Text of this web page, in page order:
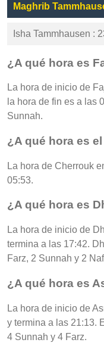
Maghrib
Isha Tammhausen :
¿A qué hora es
La hora de inicio de
la hora de fin es a las
Sunnah.
¿A qué hora es
La hora de Cherrouk
05:53.
¿A qué hora es
La hora de inicio de
termina a las 17:42.
Farz, 2 Sunnah y 2
¿A qué hora es
La hora de inicio de
y termina a las 21:13.
4 Sunnah y 4 Farz.